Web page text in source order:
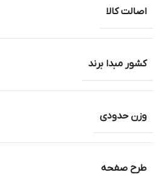
اصالت کالا
کشور مبدا برند
وزن حدودی
طرح صفحه